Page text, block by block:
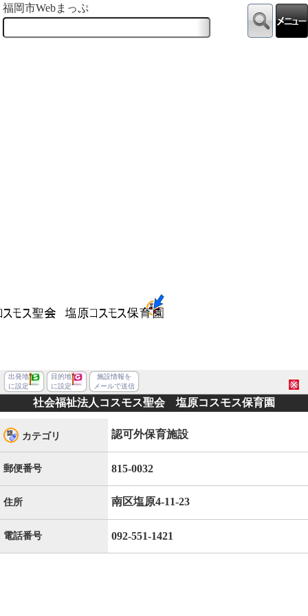
福岡市Webまっぷ
出発地
に設定
目的地
に設定
施設情報を
メールで送信
社会福祉法人コスモス聖会 塩原コスモス保育園
カテゴリ 認可外保育施設
郵便番号 815-0032
住所 南区塩原4-11-23
電話番号 092-551-1421